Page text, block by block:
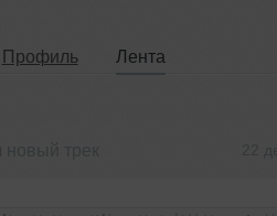
Профиль Лента